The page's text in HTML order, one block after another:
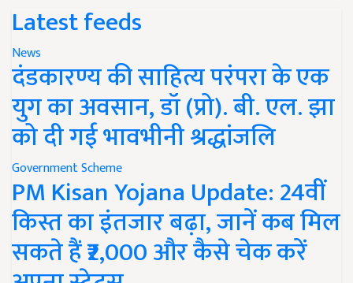
Latest feeds
News
दंडकारण्य की साहित्य परंपरा के एक
युग का अवसान, डॉ (प्रो). बी. एल. झा
को दी गई भावभीनी श्रद्धांजलि
Government Scheme
PM Kisan Yojana Update: 24वीं
किस्त का इंतजार बढ़ा, जानें कब मिल
सकते हैं ₹2,000 और कैसे चेक करें